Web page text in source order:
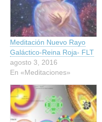
Meditación Nuevo Rayo
Galáctico-Reina Roja- FLT
agosto 3, 2016
En «Meditaciones»